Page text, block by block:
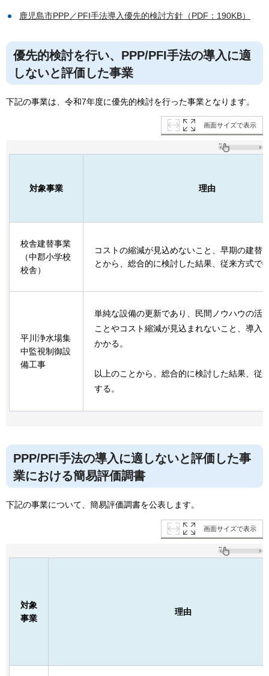
鹿児島市PPP／PFI手法導入優先的検討方針（PDF：190KB）
優先的検討を行い、PPP/PFI手法の導入に適
しないと評価した事業
下記の事業は、令和7年度に優先的検討を行った事業となります。
画面サイズで表示
対象事業 理由
校舎建替事業
（中郡小学校
校舎）
コストの縮減が見込めないこと、早期の建替
とから、総合的に検討した結果、従来方式で
平川浄水場集
中監視制御設
備工事
単純な設備の更新であり、民間ノウハウの活
ことやコスト縮減が見込まれないこと、導入
かかる。
以上のことから、総合的に検討した結果、従
する。
PPP/PFI手法の導入に適しないと評価した事
業における簡易評価調書
下記の事業について、簡易評価調書を公表します。
画面サイズで表示
対象
事業
理由